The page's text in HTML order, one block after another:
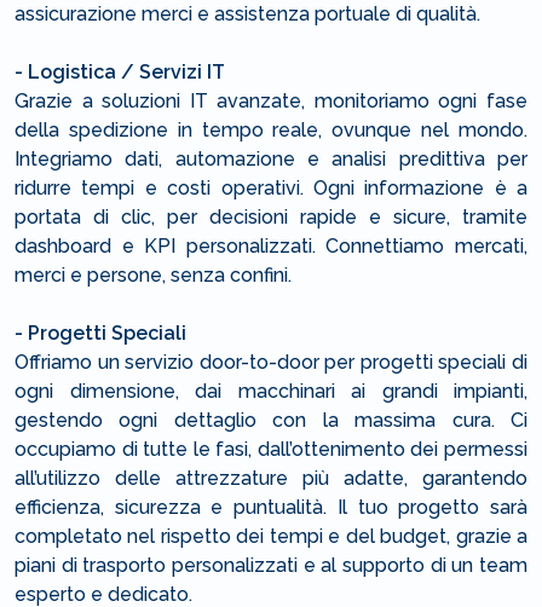
assicurazione merci e assistenza portuale di qualità.
- Logistica / Servizi IT
Grazie a soluzioni IT avanzate, monitoriamo ogni fase
della spedizione in tempo reale, ovunque nel mondo.
Integriamo dati, automazione e analisi predittiva per
ridurre tempi e costi operativi. Ogni informazione è a
portata di clic, per decisioni rapide e sicure, tramite
dashboard e KPI personalizzati. Connettiamo mercati,
merci e persone, senza confini.
- Progetti Speciali
Offriamo un servizio door-to-door per progetti speciali di
ogni dimensione, dai macchinari ai grandi impianti,
gestendo ogni dettaglio con la massima cura. Ci
occupiamo di tutte le fasi, dall’ottenimento dei permessi
all’utilizzo delle attrezzature più adatte, garantendo
efficienza, sicurezza e puntualità. Il tuo progetto sarà
completato nel rispetto dei tempi e del budget, grazie a
piani di trasporto personalizzati e al supporto di un team
esperto e dedicato.